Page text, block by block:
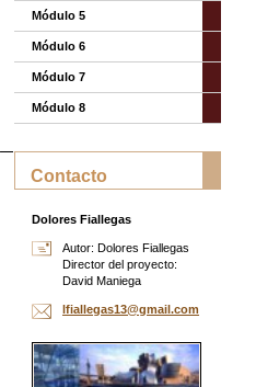
Módulo 5
Módulo 6
Módulo 7
Módulo 8
Contacto
Dolores Fiallegas
Autor: Dolores Fiallegas
Director del proyecto:
David Maniega
lfiallegas13@gmail.com